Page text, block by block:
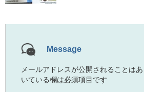
Message
メールアドレスが公開されることはあ
いている欄は必須項目です